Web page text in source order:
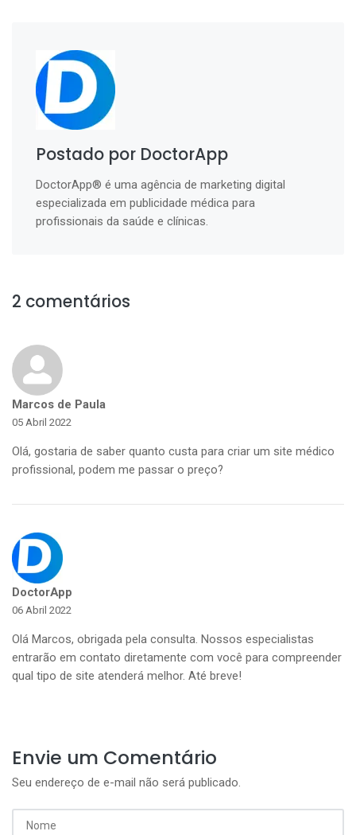
Postado por DoctorApp
DoctorApp® é uma agência de marketing digital
especializada em publicidade médica para
profissionais da saúde e clínicas.
2 comentários
Marcos de Paula
05 Abril 2022
Olá, gostaria de saber quanto custa para criar um site médico
profissional, podem me passar o preço?
DoctorApp
06 Abril 2022
Olá Marcos, obrigada pela consulta. Nossos especialistas
entrarão em contato diretamente com você para compreender
qual tipo de site atenderá melhor. Até breve!
Envie um Comentário
Seu endereço de e-mail não será publicado.